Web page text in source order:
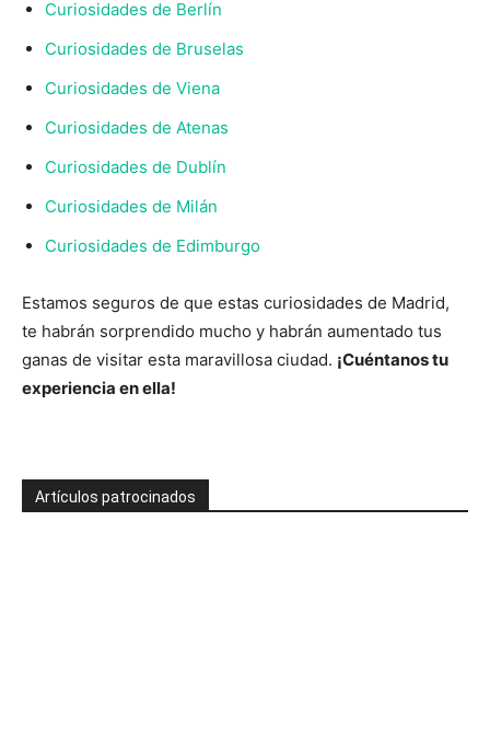
Curiosidades de Berlín
Curiosidades de Bruselas
Curiosidades de Viena
Curiosidades de Atenas
Curiosidades de Dublín
Curiosidades de Milán
Curiosidades de Edimburgo
Estamos seguros de que estas curiosidades de Madrid,
te habrán sorprendido mucho y habrán aumentado tus
ganas de visitar esta maravillosa ciudad. ¡Cuéntanos tu
experiencia en ella!
Artículos patrocinados